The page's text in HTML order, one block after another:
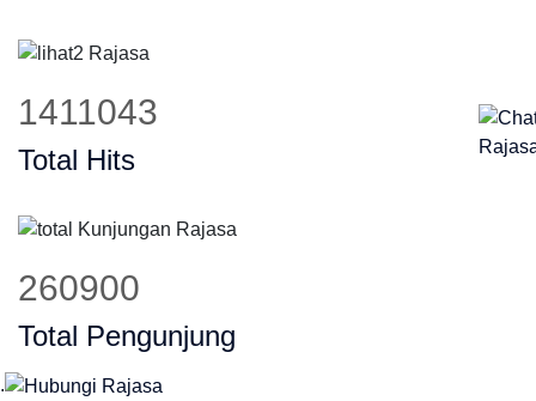
1955553
Total Hits
361580
Total Pengunjung
.